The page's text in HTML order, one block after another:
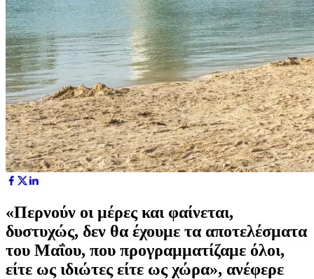
«Περνούν οι μέρες και φαίνεται,
δυστυχώς, δεν θα έχουμε τα αποτελέσματα
του Μαΐου, που προγραμματίζαμε όλοι,
είτε ως ιδιώτες είτε ως χώρα», ανέφερε